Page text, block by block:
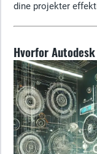
dine projekter
Hvorfor